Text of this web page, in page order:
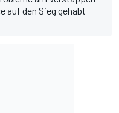
auf den Sieg gehabt